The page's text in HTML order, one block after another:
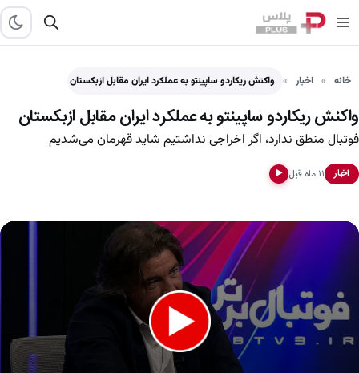
خانه اخبار واکنش ریکاردو ساپینتو به عملکرد ایران مقابل ازبکستان
واکنش ریکاردو ساپینتو به عملکرد ایران مقابل ازبکستان
فوتبال منطق ندارد، اگر اخراجی نداشتیم شاید قهرمان می‌شدیم
اخبار ۱۱ ماه قبل ▶